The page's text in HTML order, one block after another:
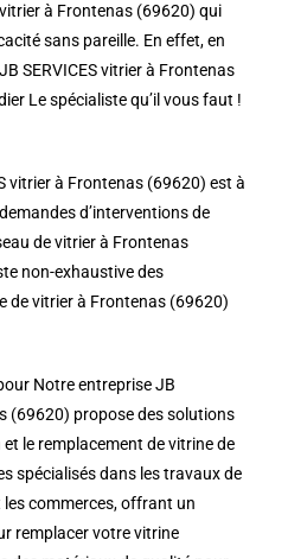
à Frontenas (69620) qui
sans pareille. En effet, en
SERVICES vitrier à Frontenas
Le spécialiste qu’il vous faut !
vitrier à Frontenas (69620) est à
d’interventions de
de vitrier à Frontenas
non-exhaustive des
de vitrier à Frontenas (69620)
Notre entreprise JB
(69620) propose des solutions
le remplacement de vitrine de
spécialisés dans les travaux de
commerces, offrant un
remplacer votre vitrine